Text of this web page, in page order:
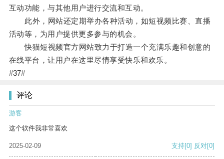
互动功能，与其他用户进行交流和互动。
此外，网站还定期举办各种活动，如短视频比赛、直播
活动等，为用户提供更多参与的机会。
快猫短视频官方网站致力于打造一个充满乐趣和创意的
在线平台，让用户在这里尽情享受快乐和欢乐。
#37#
评论
游客
这个软件我非常喜欢
2025-02-09 支持[0] 反对[0]